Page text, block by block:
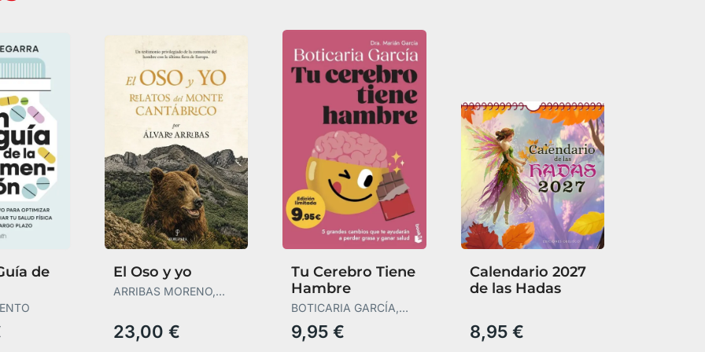
de
El Oso y yo
ARRIBAS MORENO,
23,00 €
Tu Cerebro Tiene
Hambre
BOTICARIA GARCÍA,
BOTICARIA GARCÍA
9,95 €
Calendario 2027
de las Hadas
8,95 €